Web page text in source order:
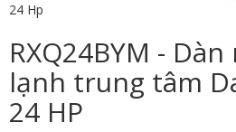
24 Hp
RXQ24BYM -
lạnh trung tâm
24 HP